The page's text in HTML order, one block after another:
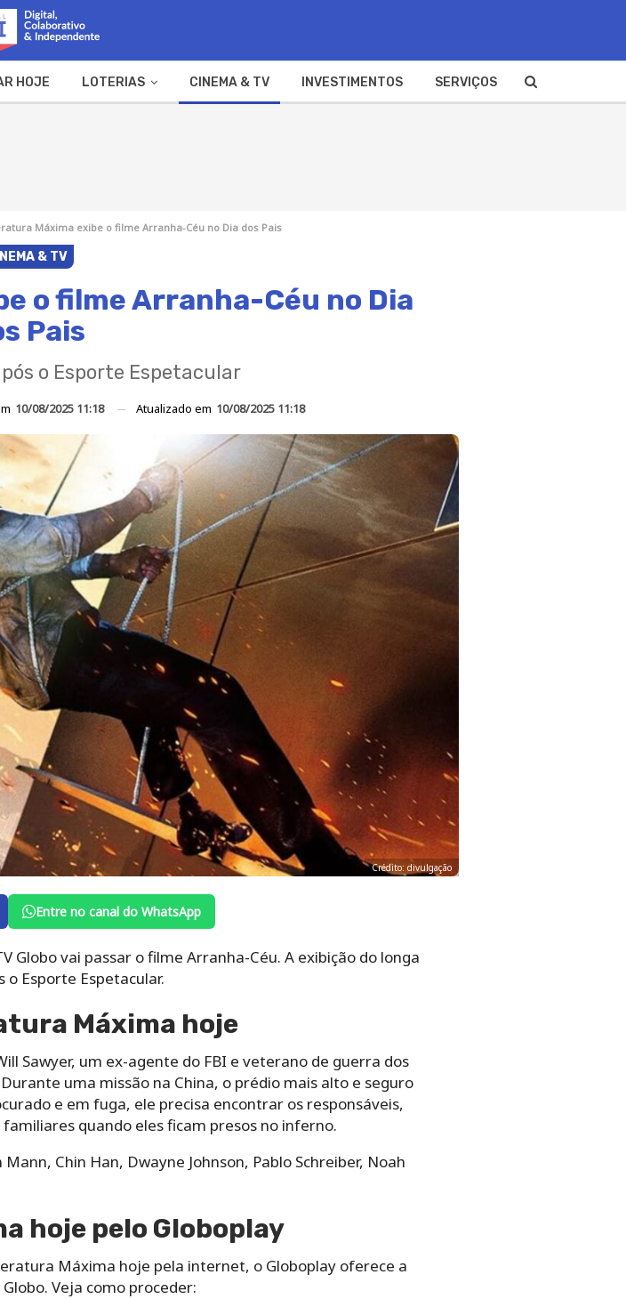
HOJE LOTERIAS CINEMA & TV INVESTIMENTOS SERVIÇOS
Máxima exibe o filme Arranha-Céu no Dia dos Pais
& TV
o filme Arranha-Céu no Dia
Pais
o Esporte Espetacular
10/08/2025 11:18 Atualizado em 10/08/2025 11:18
Crédito: divulgação
Entre no canal do WhatsApp
vai passar o filme Arranha-Céu. A exibição do longa
o Esporte Espetacular.
Máxima hoje
Sawyer, um ex-agente do FBI e veterano de guerra dos
uma missão na China, o prédio mais alto e seguro
e em fuga, ele precisa encontrar os responsáveis,
quando eles ficam presos no inferno.
Chin Han, Dwayne Johnson, Pablo Schreiber, Noah
hoje pelo Globoplay
Máxima hoje pela internet, o Globoplay oferece a
Veja como proceder: